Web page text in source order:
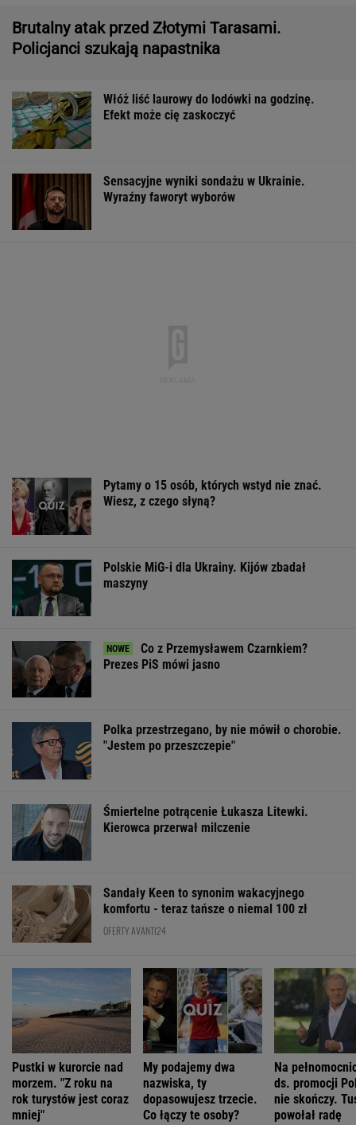
Sensacyjne wyniki sondażu w Ukrainie.
Wyraźny faworyt wyborów
Co z Przemysławem Czarnkiem?
Prezes PiS mówi jasno
Polka przestrzegano, by nie mówił o chorobie.
"Jestem po przeszczepie"
Śmiertelne potrącenie Łukasza Litewki.
Kierowca przerwał milczenie
Sandały Keen to synonim wakacyjnego
komfortu - teraz tańsze o niemal 100 zł
Pustki w kurorcie nad
morzem. "Z roku na
rok turystów jest coraz
My podajemy dwa
nazwiska, ty
Na
ŻYĆ LEPIEJ